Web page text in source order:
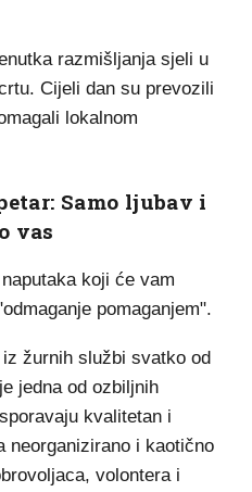
razmišljanja sjeli u
Cijeli dan su prevozili
lokalnom
Samo ljubav i
vas
koji će vam
pomaganjem".
žurnih službi svatko od
jedna od ozbiljnih
kvalitetan i
neorganizirano i kaotično
volontera i